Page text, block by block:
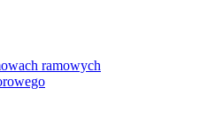
ramowych